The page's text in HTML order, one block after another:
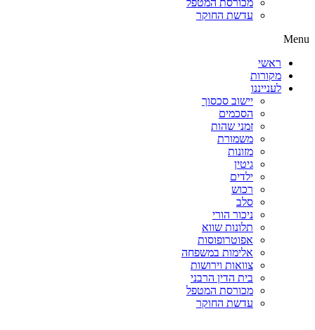
מכורסת המטפל
עדשת החוקר
Menu
ראשי
מקורות
לענייננו
יישוב סכסוך
הסכמים
זמני שהות
משמורת
מזונות
גיטין
ילדים
רכוש
סלב
ניכור הורי
תלונות שווא
אפוטרופוסות
אלימות במשפחה
צוואות וירושות
בית הדין הרבני
מכורסת המטפל
עדשת החוקר